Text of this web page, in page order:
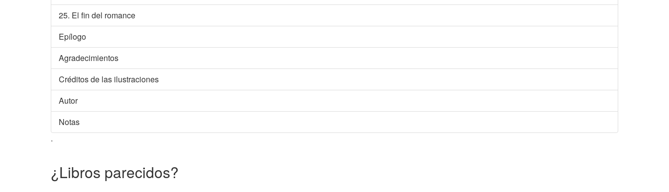
25. El fin del romance
Epílogo
Agradecimientos
Créditos de las ilustraciones
Autor
Notas
.
¿Libros parecidos?